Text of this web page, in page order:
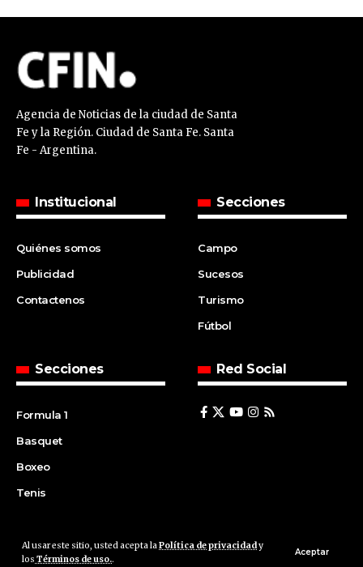
Al usar este sitio, usted acepta laPolítica de privacidady
los Términos de uso..
Aceptar
Agencia de Noticias de la ciudad de Santa
Fe y la Región. Ciudad de Santa Fe. Santa
Fe - Argentina.
Institucional
Quiénes somos
Publicidad
Contactenos
Secciones
Campo
Sucesos
Turismo
Fútbol
Secciones
Formula 1
Basquet
Boxeo
Tenis
Red Social
© 2008 | Agencia Cfin.com.ar - Santa Fe - Argentina | All rights